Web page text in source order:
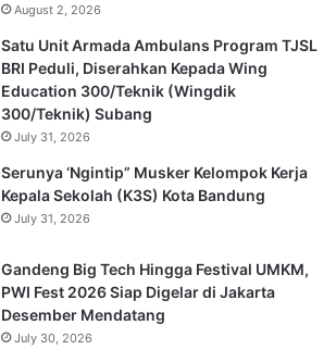
August 2, 2026
Satu Unit Armada Ambulans Program TJSL
BRI Peduli, Diserahkan Kepada Wing
Education 300/Teknik (Wingdik
300/Teknik) Subang
July 31, 2026
Serunya ‘Ngintip” Musker Kelompok Kerja
Kepala Sekolah (K3S) Kota Bandung
July 31, 2026
Gandeng Big Tech Hingga Festival UMKM,
PWI Fest 2026 Siap Digelar di Jakarta
Desember Mendatang
July 30, 2026